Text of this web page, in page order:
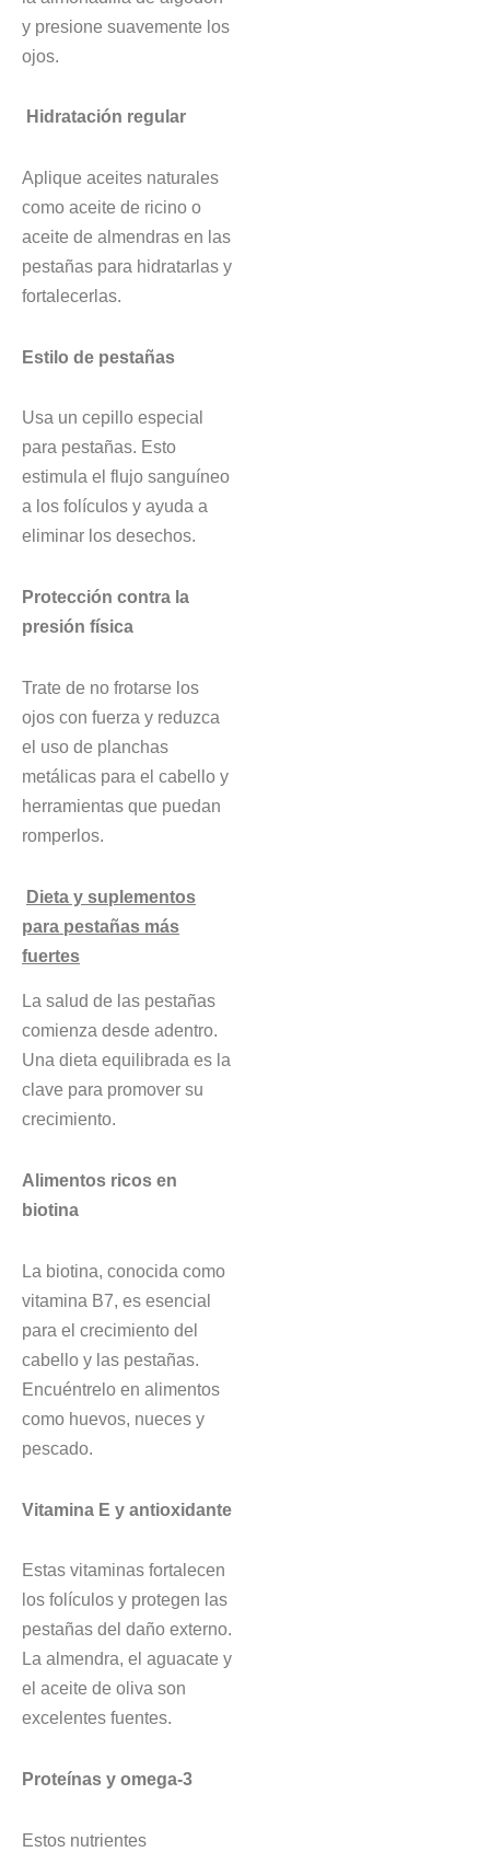
y presione suavemente los
ojos.
Hidratación regular
Aplique aceites naturales
como aceite de ricino o
aceite de almendras en las
pestañas para hidratarlas y
fortalecerlas.
Estilo de pestañas
Usa un cepillo especial
para pestañas. Esto
estimula el flujo sanguíneo
a los folículos y ayuda a
eliminar los desechos.
Protección contra la
presión física
Trate de no frotarse los
ojos con fuerza y reduzca
el uso de planchas
metálicas para el cabello y
herramientas que puedan
romperlos.
Dieta y suplementos
para pestañas más
fuertes
La salud de las pestañas
comienza desde adentro.
Una dieta equilibrada es la
clave para promover su
crecimiento.
Alimentos ricos en
biotina
La biotina, conocida como
vitamina B7, es esencial
para el crecimiento del
cabello y las pestañas.
Encuéntrelo en alimentos
como huevos, nueces y
pescado.
Vitamina E y antioxidante
Estas vitaminas fortalecen
los folículos y protegen las
pestañas del daño externo.
La almendra, el aguacate y
el aceite de oliva son
excelentes fuentes.
Proteínas y omega-3
Estos nutrientes